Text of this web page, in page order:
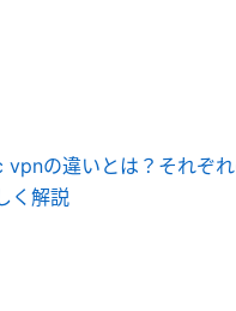
の違いとは？それぞ
く解説